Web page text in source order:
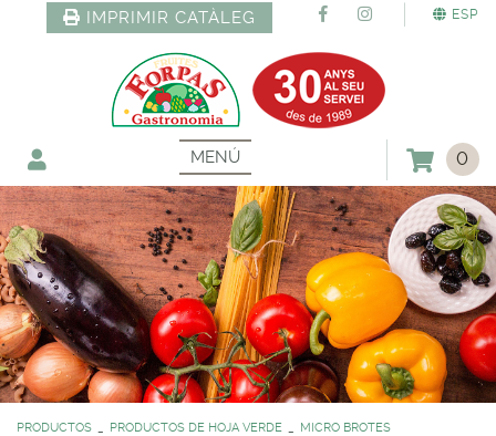
ESP
IMPRIMIR CATÀLEG
MENÚ 0
PRODUCTOS PRODUCTOS DE HOJA VERDE
MICRO BROTES